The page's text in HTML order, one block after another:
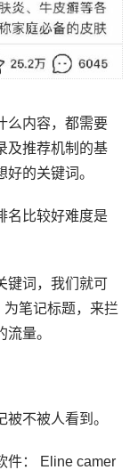
么内容，都需要
及推荐机制的基
的关键词。
名比较好难度是
键词，我们就可
笔记标题，来拦
量。
不被人看到。
件： Eline camer